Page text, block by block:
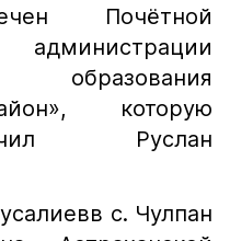
Почётной
образования
которую
Руслан
с. Чулпан